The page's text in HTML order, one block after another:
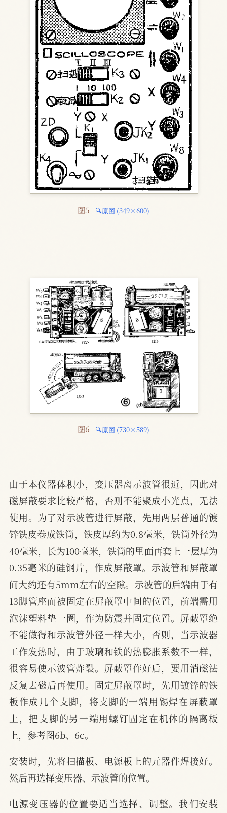
图5 🔍原图 (349×600)
图6 🔍原图 (730×589)
由于本仪器体积小，变压器离示波管很近，因此对
磁屏蔽要求比较严格，否则不能聚成小光点，无法
使用。为了对示波管进行屏蔽，先用两层普通的镀
锌铁皮卷成铁筒，铁皮厚约为0.8毫米，铁筒外径为
40毫米，长为100毫米，铁筒的里面再套上一层厚为
0.35毫米的硅钢片，作成屏蔽罩。示波管和屏蔽罩
间大约还有5mm左右的空隙。示波管的后端由于有
13脚管座而被固定在屏蔽罩中间的位置，前端需用
泡沫塑料垫一圈，作为防震并固定位置。屏蔽罩绝
不能做得和示波管外径一样大小，否则，当示波器
工作发热时，由于玻璃和铁的热膨胀系数不一样，
很容易使示波管炸裂。屏蔽罩作好后，要用消磁法
反复去磁后再使用。固定屏蔽罩时，先用镀锌的铁
板作成几个支脚，将支脚的一端用锡焊在屏蔽罩
上，把支脚的另一端用螺钉固定在机体的隔离板
上，参考图6b、6c。
安装时，先将扫描板、电源板上的元器件焊接好。
然后再选择变压器、示波管的位置。
电源变压器的位置要适当选择、调整。我们安装